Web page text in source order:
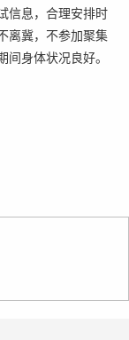
信息，合理安排时
离冀，不参加聚集
身体状况良好。